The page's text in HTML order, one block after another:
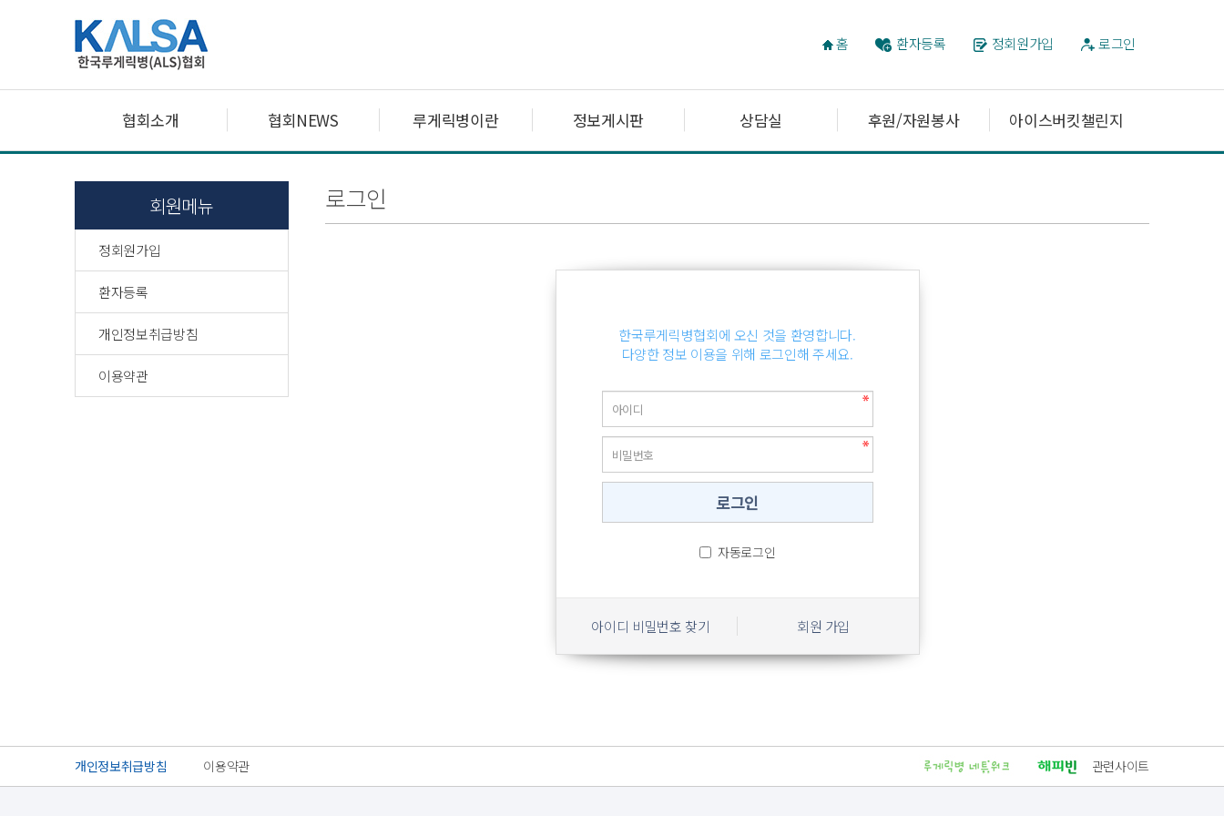
홈 환자등록 정회원가입 로그인
협회소개 협회NEWS 루게릭병이란 정보게시판 상담실 후원/자원봉사 아이스버킷챌린지
회원메뉴
정회원가입
환자등록
개인정보취급방침
이용약관
로그인
한국루게릭병협회에 오신 것을 환영합니다.
다양한 정보 이용을 위해 로그인해 주세요.
자동로그인
아이디 비밀번호 찾기 회원 가입
개인정보취급방침 이용약관 관련사이트